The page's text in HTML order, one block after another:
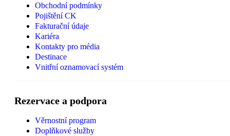
Obchodní podmínky
Pojištění CK
Fakturační údaje
Kariéra
Kontakty pro média
Destinace
Vnitřní oznamovací systém
Rezervace a podpora
Věrnostní program
Doplňkové služby